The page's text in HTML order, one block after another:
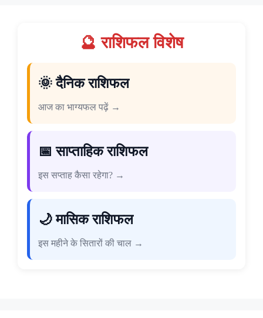
🔮 राशिफल विशेष
🌞 दैनिक राशिफल
आज का भाग्यफल पढ़ें →
📅 साप्ताहिक राशिफल
इस सप्ताह कैसा रहेगा? →
🌙 मासिक राशिफल
इस महीने के सितारों की चाल →